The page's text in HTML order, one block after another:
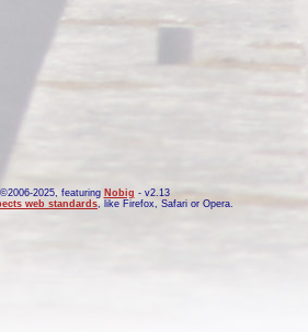
©2006-2025, featuring Nobig - v2.13
web standards, like Firefox, Safari or Opera.